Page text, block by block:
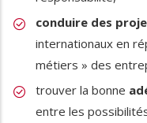
conduire des
internationaux en
métiers » des
trouver la bonne
entre les